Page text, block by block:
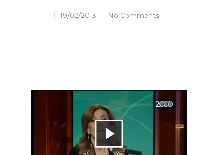
19/02/2013 No Comments
Home
About AL